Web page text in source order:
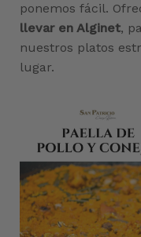
ponemos fácil.
llevar en Alginet,
nuestros platos
lugar.